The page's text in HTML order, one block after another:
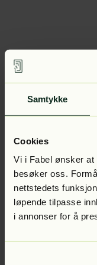
Samtykke
Cookies
Vi i Fabel ønsker at
besøker oss.
nettstedets
løpende tilpasse
i annonser for å